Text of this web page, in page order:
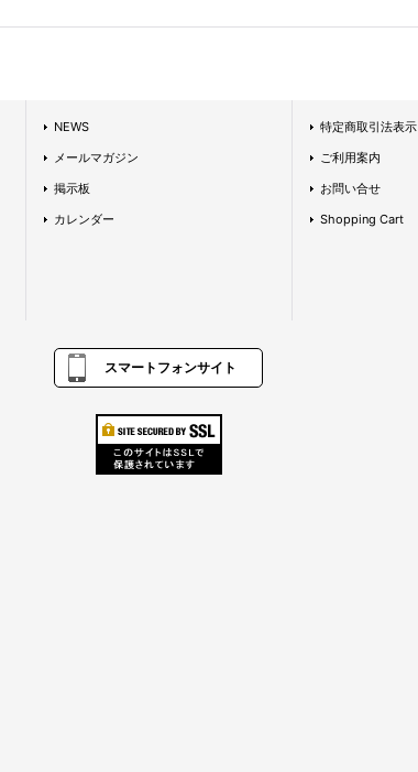
NEWS
メールマガジン
掲示板
カレンダー
特定商取引法表示
ご利用案内
お問い合せ
Shopping Cart
スマートフォンサイト